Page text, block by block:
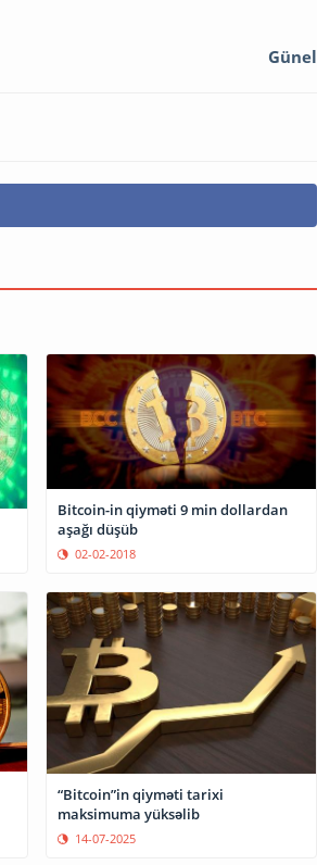
Günel
Bitcoin-in qiyməti 9 min dollardan
aşağı düşüb
02-02-2018
“Bitcoin”in qiyməti tarixi
maksimuma yüksəlib
14-07-2025